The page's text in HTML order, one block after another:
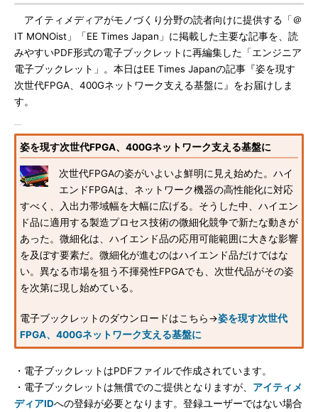
アイティメディアがモノづくり分野の読者向けに提供する「＠
IT MONOist」「EE Times Japan」に掲載した主要な記事を、読
みやすいPDF形式の電子ブックレットに再編集した「エンジニア
電子ブックレット」。本日はEE Times Japanの記事『姿を現す
次世代FPGA、400Gネットワーク支える基盤に』をお届けしま
す。
姿を現す次世代FPGA、400Gネットワーク支える基盤に
次世代FPGAの姿がいよいよ鮮明に見え始めた。ハイ
エンドFPGAは、ネットワーク機器の高性能化に対応
すべく、入出力帯域幅を大幅に広げる。そうした中、ハイエン
ド品に適用する製造プロセス技術の微細化競争で新たな動きが
あった。微細化は、ハイエンド品の応用可能範囲に大きな影響
を及ぼす要素だ。微細化が進むのはハイエンド品だけではな
い。異なる市場を狙う不揮発性FPGAでも、次世代品がその姿
を次第に現し始めている。
電子ブックレットのダウンロードはこちら→姿を現す次世代
FPGA、400Gネットワーク支える基盤に
・電子ブックレットはPDFファイルで作成されています。
・電子ブックレットは無償でのご提供となりますが、 アイティメ
ディアIDへの登録が必要となります。登録ユーザーではない場合